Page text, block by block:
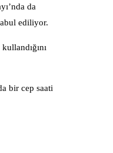
da
ediliyor.
bir cep saati